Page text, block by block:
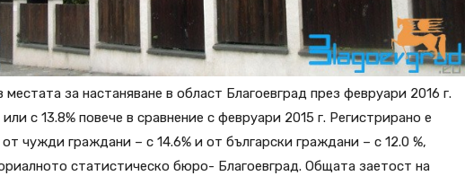
за настаняване в област Благоевград през февруари 2016 г.
с 13.8% повече в сравнение с февруари 2015 г. Регистрирано е
чужди граждани – с 14.6% и от български граждани – с 12.0 %,
статистическо бюро- Благоевград. Общата заетост на